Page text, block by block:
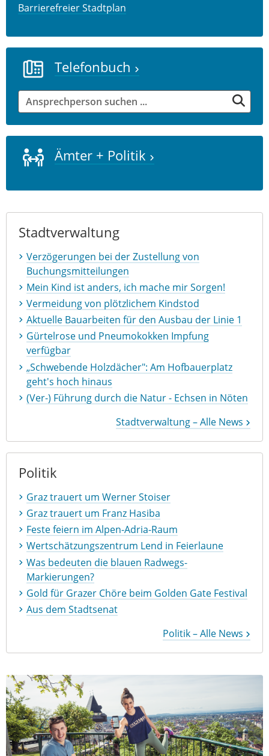
Barrierefreier Stadtplan
Telefonbuch
Ämter + Politik
Stadtverwaltung
Verzögerungen bei der Zustellung von
Buchungsmitteilungen
Mein Kind ist anders, ich mache mir Sorgen!
Vermeidung von plötzlichem Kindstod
Aktuelle Bauarbeiten für den Ausbau der Linie 1
Gürtelrose und Pneumokokken Impfung
verfügbar
„Schwebende Holzdächer": Am Hofbauerplatz
geht's hoch hinaus
(Ver-) Führung durch die Natur - Echsen in Nöten
Stadtverwaltung – Alle News
Politik
Graz trauert um Werner Stoiser
Graz trauert um Franz Hasiba
Feste feiern im Alpen-Adria-Raum
Wertschätzungszentrum Lend in Feierlaune
Was bedeuten die blauen Radwegs-
Markierungen?
Gold für Grazer Chöre beim Golden Gate Festival
Aus dem Stadtsenat
Politik – Alle News